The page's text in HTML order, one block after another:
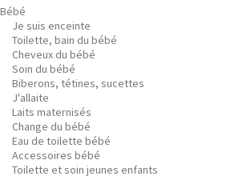
Bébé
Je suis enceinte
Toilette, bain du bébé
Cheveux du bébé
Soin du bébé
Biberons, tétines, sucettes
J'allaite
Laits maternisés
Change du bébé
Eau de toilette bébé
Accessoires bébé
Toilette et soin jeunes enfants